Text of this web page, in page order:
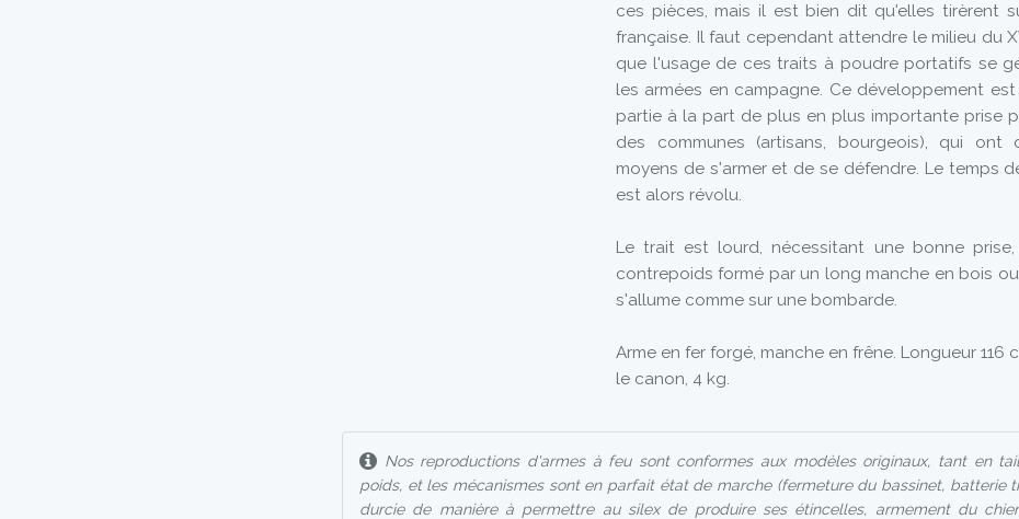
ces pièces, mais il est bien dit qu'elles tirèrent
française. Il faut cependant attendre le milieu du
que l'usage de ces traits à poudre portatifs se
les armées en campagne. Ce développement
partie à la part de plus en plus importante prise
des communes (artisans, bourgeois), qui ont
moyens de s'armer et de se défendre. Le temps
est alors révolu.
Le trait est lourd, nécessitant une bonne
contrepoids formé par un long manche en bois
s'allume comme sur une bombarde.
Arme en fer forgé, manche en frêne. Longueur 116
le canon, 4 kg.
Nos reproductions d'armes à feu sont conformes aux modèles originaux, tant en
poids, et les mécanismes sont en parfait état de marche (fermeture du bassinet, batterie
durcie de manière à permettre au silex de produire ses étincelles, armement du